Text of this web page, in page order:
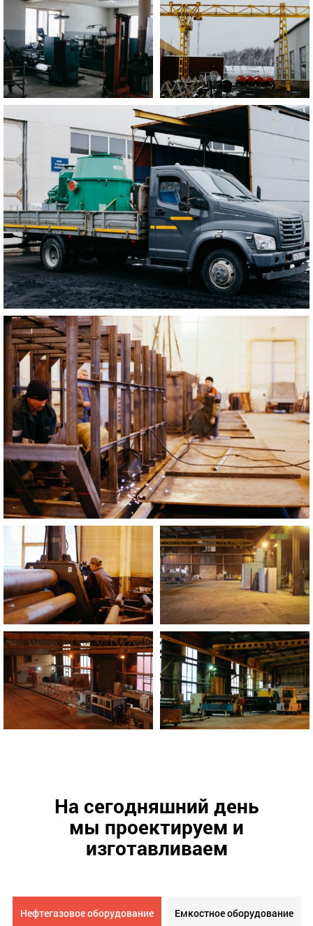
На сегодняшний день
мы проектируем и
изготавливаем
Нефтегазовое оборудование Емкостное оборудование